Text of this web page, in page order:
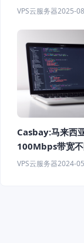
持/无限制访问
VPS云服务器2025-
Casbay:马来西
100Mbps带宽
Linux/Window
VPS云服务器2024-